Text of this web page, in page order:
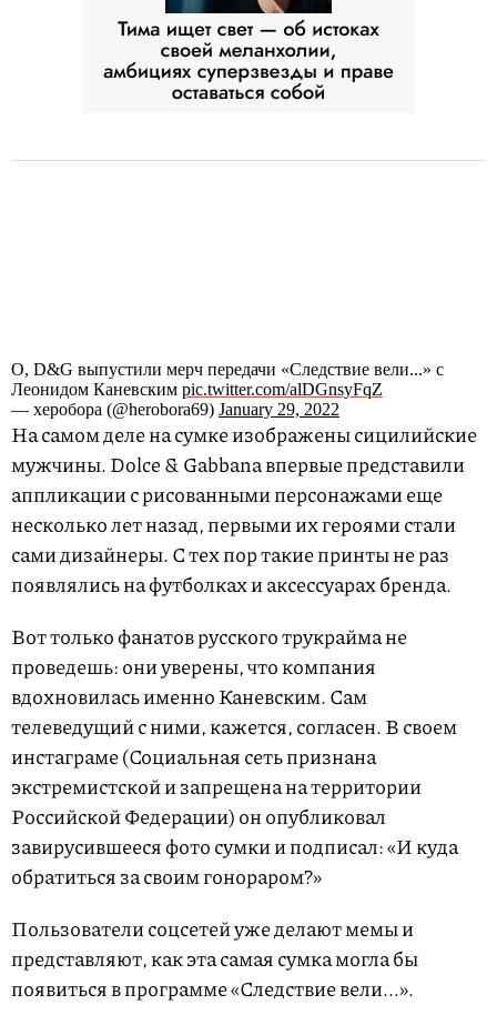
О, D&G выпустили мерч передачи «Следствие вели...» с
Леонидом Каневским pic.twitter.com/alDGnsyFqZ
— херобора (@herobora69) January 29, 2022
На самом деле на сумке изображены сицилийские
мужчины. Dolce & Gabbana впервые представили
аппликации с рисованными персонажами еще
несколько лет назад, первыми их героями стали
сами дизайнеры. С тех пор такие принты не раз
появлялись на футболках и аксессуарах бренда.
Вот только фанатов русского трукрайма не
проведешь: они уверены, что компания
вдохновилась именно Каневским. Сам
телеведущий с ними, кажется, согласен. В своем
инстаграме (Социальная сеть признана
экстремистской и запрещена на территории
Российской Федерации) он опубликовал
завирусившееся фото сумки и подписал: «И куда
обратиться за своим гонораром?»
Пользователи соцсетей уже делают мемы и
представляют, как эта самая сумка могла бы
появиться в программе «Следствие вели...».